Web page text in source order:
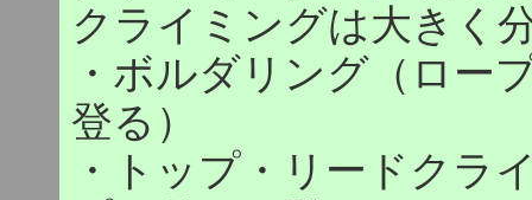
クライミングは大きく
・ボルダリング（ロー
登る）
・トップ・リードクラ